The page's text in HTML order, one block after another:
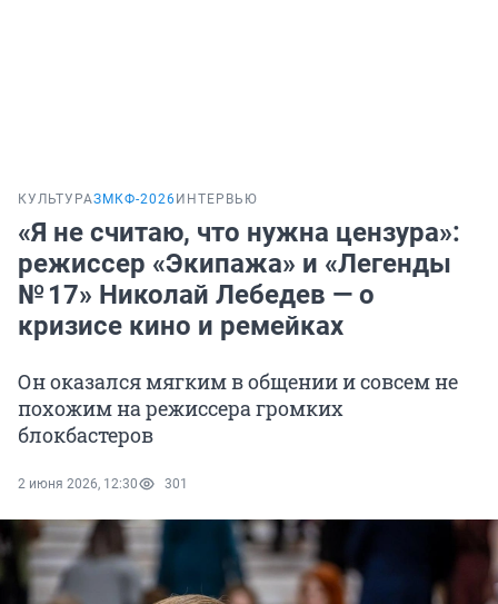
КУЛЬТУРАЗМКФ-2026 ИНТЕРВЬЮ
«Я не считаю, что нужна цензура»:
режиссер «Экипажа» и «Легенды
№ 17» Николай Лебедев — о
кризисе кино и ремейках
Он оказался мягким в общении и совсем не
похожим на режиссера громких
блокбастеров
2 июня 2026, 12:30 301